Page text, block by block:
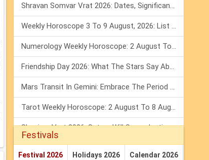
Shravan Somvar Vrat 2026: Dates, Significance & Rituals In August
Weekly Horoscope 3 To 9 August, 2026: List Of Fasts & Festivals
Numerology Weekly Horoscope: 2 August To 8 August, 2026
Friendship Day 2026: What The Stars Say About Your Best Friend!
Mars Transit In Gemini: Embrace The Period Full Of Energy & Intelligence
Tarot Weekly Horoscope: 2 August To 8 August, 2026
Shanivar Vrat 2026: Saturn Will Serve Justice In Sawan Month!
Festivals
Festival 2026 Holidays 2026 Calendar 2026